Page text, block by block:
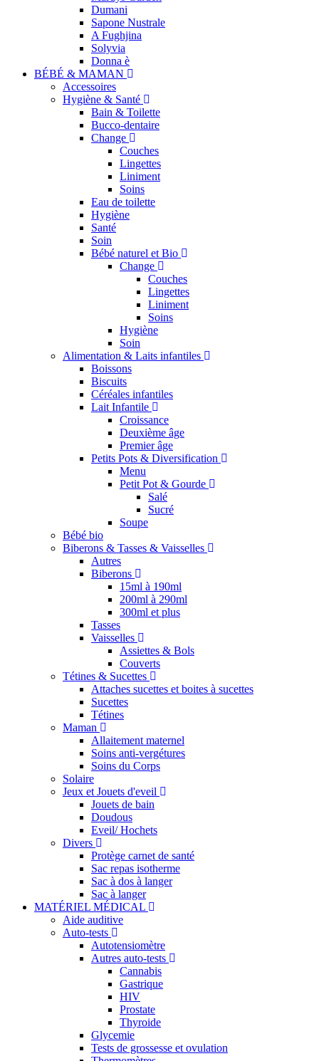
Dumani
Sapone Nustrale
A Fughjina
Solyvia
Donna è
BÉBÉ & MAMAN
Accessoires
Hygiène & Santé
Bain & Toilette
Bucco-dentaire
Change
Couches
Lingettes
Liniment
Soins
Eau de toilette
Hygiène
Santé
Soin
Bébé naturel et Bio
Change
Couches
Lingettes
Liniment
Soins
Hygiène
Soin
Alimentation & Laits infantiles
Boissons
Biscuits
Céréales infantiles
Lait Infantile
Croissance
Deuxième âge
Premier âge
Petits Pots & Diversification
Menu
Petit Pot & Gourde
Salé
Sucré
Soupe
Bébé bio
Biberons & Tasses & Vaisselles
Autres
Biberons
15ml à 190ml
200ml à 290ml
300ml et plus
Tasses
Vaisselles
Assiettes & Bols
Couverts
Tétines & Sucettes
Attaches sucettes et boites à sucettes
Sucettes
Tétines
Maman
Allaitement maternel
Soins anti-vergétures
Soins du Corps
Solaire
Jeux et Jouets d'eveil
Jouets de bain
Doudous
Eveil/ Hochets
Divers
Protège carnet de santé
Sac repas isotherme
Sac à dos à langer
Sac à langer
MATÉRIEL MÉDICAL
Aide auditive
Auto-tests
Autotensiomètre
Autres auto-tests
Cannabis
Gastrique
HIV
Prostate
Thyroide
Glycemie
Tests de grossesse et ovulation